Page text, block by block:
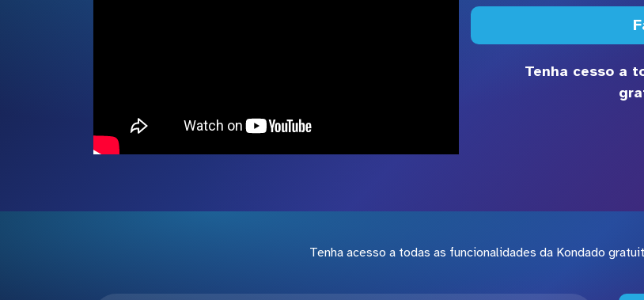
Tenha cesso a
Tenha acesso a todas as funcionalidades da Kondado